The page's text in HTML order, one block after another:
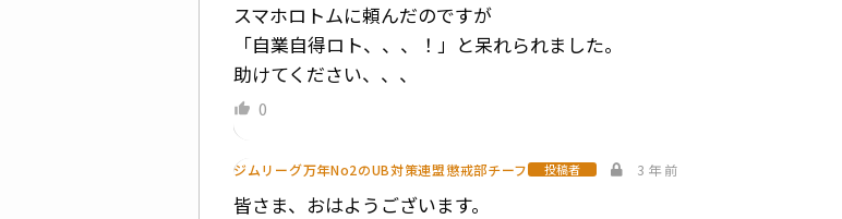
スマホロトムに頼んだのですが
「自業自得ロト、、、！」と呆れられました。
助けてください、、、
0
ジムリーグ万年No2のUB対策連盟懲戒部チーフ 投稿者 3 年 前
皆さま、おはようございます。